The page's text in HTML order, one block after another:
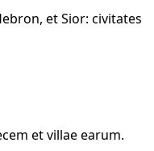
et Sior: civitates
et villae earum.